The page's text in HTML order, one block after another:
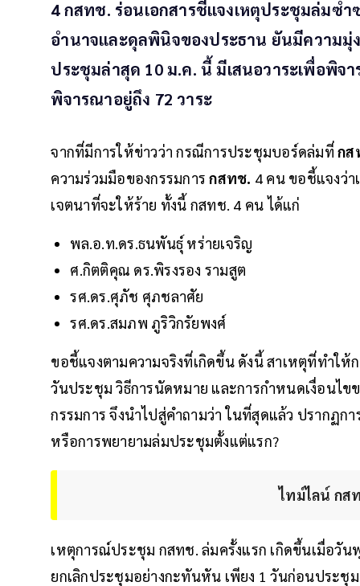
4 กสทช. ร่อนเอกสารชี้แจงเหตุประชุมล่มซ้
อำนาจและดุลพินิจของประธาน ยันมีความมุ่
ประชุมล่าสุด 10 ม.ค. นี้ มีเสนอวาระเพื่อพิจ
พิจารณาอยู่ถึง 72 วาระ
จากที่มีการให้ข่าวว่า กรณีการประชุมบอร์ดล่มที่ก
ความร่วมมือของกรรมการ กสทช. 4 คน ขอชี้แจงว่
เจตนาที่จะให้ร้าย ทั้งนี้ กสทช. 4 คน ได้แก่
พล.อ.ท.ดร.ธนพันธุ์ หร่ายเจริญ
ศ.กิตติคุณ ดร.พิรงรอง รามสูต
รศ.ดร.ศุภัช ศุภชลาศัย
รศ.ดร.สมภพ ภูริวิกรัยพงศ์
ขอชี้แจงตามความจริงที่เกิดขึ้น ดังนี้ สาเหตุที่ทำใ
วันประชุม วิธีการนัดหมาย และการกำหนดเงื่อนไ
กรรมการ จึงนำไปสู่คำถามว่า ในที่สุดแล้ว ปรากฏ
หรือการพยายามล่มประชุมตั้งแต่แรก?
ไทม์ไลน์ กส
เหตุการณ์ประชุม กสทช. ล่มครั้งแรก เกิดขึ้นเมื่อวั
ยกเลิกประชุมอย่างกะทันหัน เพียง 1 วันก่อนประ